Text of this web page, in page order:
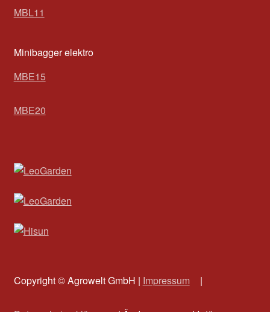
MBL11
Minibagger elektro
MBE15
MBE20
Copyright © Agrowelt GmbH | Impressum |